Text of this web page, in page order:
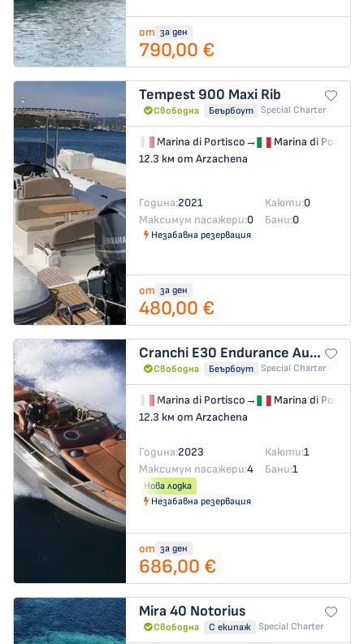
от за ден
790,00 €
Tempest 900 Maxi Rib
Свободна Беърбоут Special Charter
Marina di Portisco→
Marina di Portisco
12.3 км от Arzachena
Година:2021 Каюти:0
Максимум пасажери:0 Бани:0
Незабавна резервация
от за ден
480,00 €
Cranchi E30 Endurance Aurora
Свободна Беърбоут Special Charter
Marina di Portisco→
Marina di Portisco
12.3 км от Arzachena
Година:2023 Каюти:1
Максимум пасажери:4 Бани:1
Нова лодка
Незабавна резервация
от за ден
686,00 €
Mira 40 Notorius
Свободна С екипаж Special Charter